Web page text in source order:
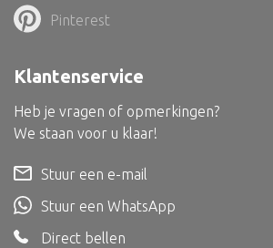
Pot
Dienblad
Mand
Deco overig
Pinterest
Klantenservice
Heb je vragen of opmerkingen?
We staan voor u klaar!
Stuur een e-mail
Stuur een WhatsApp
Direct bellen